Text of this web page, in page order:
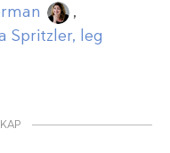
,
Spritzler, leg